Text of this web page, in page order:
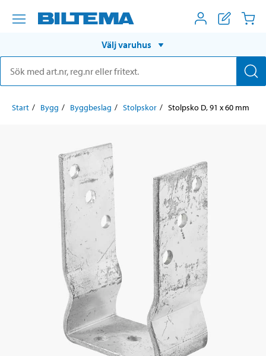
Välj varuhus
Start Bygg Byggbeslag Stolpskor Stolpsko D, 91 x 60 mm